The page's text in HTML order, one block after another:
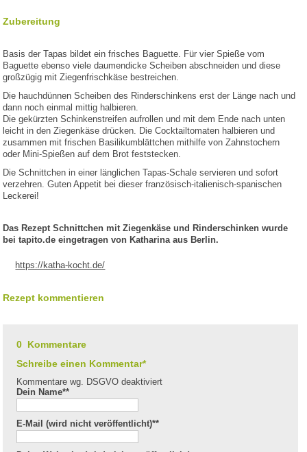
Zubereitung
Basis der Tapas bildet ein frisches Baguette. Für vier Spieße vom
Baguette ebenso viele daumendicke Scheiben abschneiden und diese
großzügig mit Ziegenfrischkäse bestreichen.
Die hauchdünnen Scheiben des Rinderschinkens erst der Länge nach und
dann noch einmal mittig halbieren.
Die gekürzten Schinkenstreifen aufrollen und mit dem Ende nach unten
leicht in den Ziegenkäse drücken. Die Cocktailtomaten halbieren und
zusammen mit frischen Basilikumblättchen mithilfe von Zahnstochern
oder Mini-Spießen auf dem Brot feststecken.
Die Schnittchen in einer länglichen Tapas-Schale servieren und sofort
verzehren. Guten Appetit bei dieser französisch-italienisch-spanischen
Leckerei!
Das Rezept Schnittchen mit Ziegenkäse und Rinderschinken wurde
bei tapito.de eingetragen von Katharina aus Berlin.
https://katha-kocht.de/
Rezept kommentieren
0 Kommentare
Schreibe einen Kommentar*
Kommentare wg. DSGVO deaktiviert
Dein Name**
E-Mail (wird nicht veröffentlicht)**